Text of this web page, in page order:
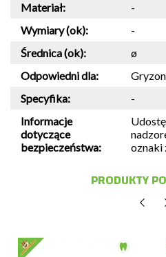
Materiał:
-
Wymiary (ok):
-
Średnica (ok):
ø
Odpowiedni dla:
Specyfika:
-
Informacje
dotyczące
bezpieczeństwa:
oznaki
PRODUKTY